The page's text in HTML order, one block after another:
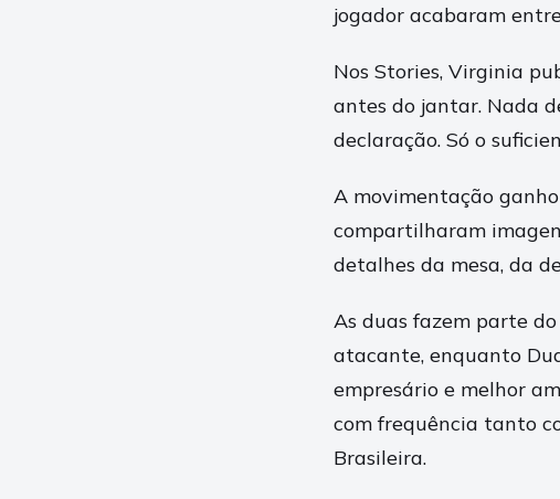
jogador acabaram
Nos Stories, Virginia
antes do jantar. Nada
declaração. Só o
A movimentação
compartilharam
detalhes da mesa, da
As duas fazem parte
atacante, enquanto
empresário e melhor
com frequência tanto
Brasileira.